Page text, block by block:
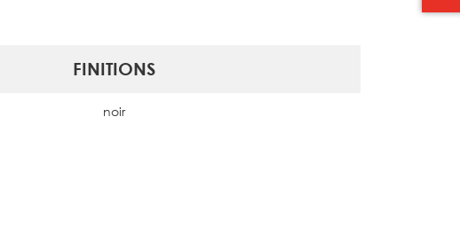
FINITIONS
noir